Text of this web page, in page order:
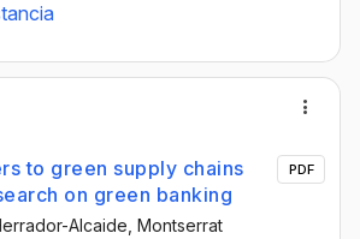
to green supply chains
on green banking
Alcaide , Montserrat
PDF